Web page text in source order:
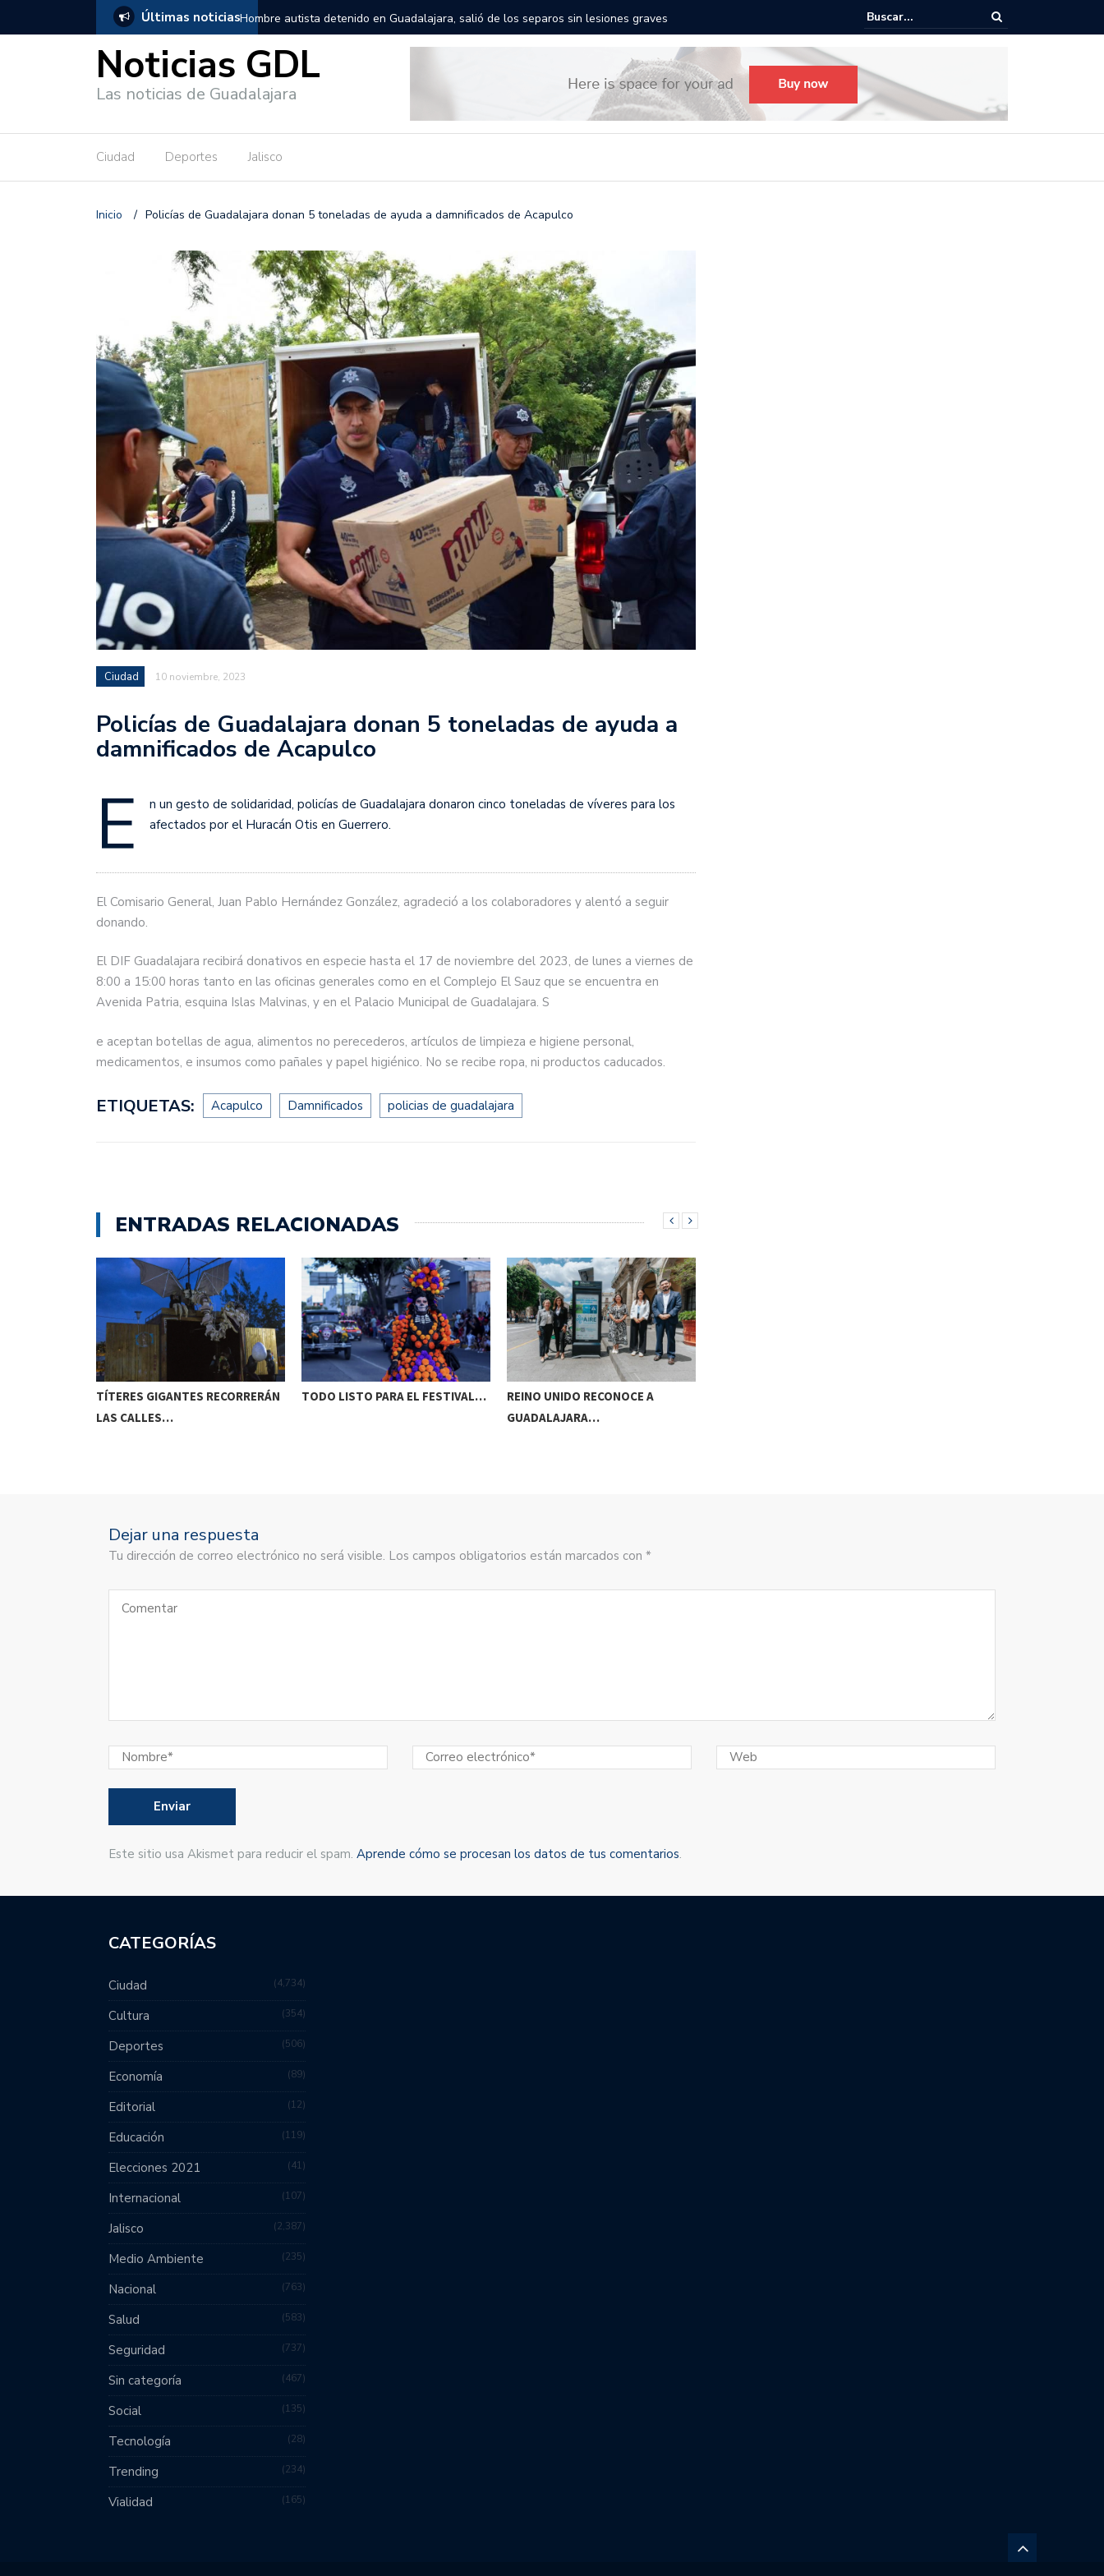
Últimas noticias
salió de los separos sin lesiones graves Títeres gigantes recorrerán las calles de Guadalajara: aparta la fecha Todo listo para el Festival Desfile Día de Muertos 2025 en Guadalajara
Noticias GDL
Las noticias de Guadalajara
Ciudad Deportes Jalisco
Inicio / Policías de Guadalajara donan 5 toneladas de ayuda a damnificados de Acapulco
Ciudad 10 noviembre, 2023
Policías de Guadalajara donan 5 toneladas de ayuda a
damnificados de Acapulco
E
n un gesto de solidaridad, policías de Guadalajara donaron cinco toneladas de víveres para los
afectados por el Huracán Otis en Guerrero.
El Comisario General, Juan Pablo Hernández González, agradeció a los colaboradores y alentó a seguir
donando.
El DIF Guadalajara recibirá donativos en especie hasta el 17 de noviembre del 2023, de lunes a viernes de
8:00 a 15:00 horas tanto en las oficinas generales como en el Complejo El Sauz que se encuentra en
Avenida Patria, esquina Islas Malvinas, y en el Palacio Municipal de Guadalajara. S
e aceptan botellas de agua, alimentos no perecederos, artículos de limpieza e higiene personal,
medicamentos, e insumos como pañales y papel higiénico. No se recibe ropa, ni productos caducados.
ETIQUETAS: Acapulco Damnificados policias de guadalajara
ENTRADAS RELACIONADAS
TÍTERES GIGANTES RECORRERÁN
LAS CALLES…
TODO LISTO PARA EL FESTIVAL…
REINO UNIDO RECONOCE A
GUADALAJARA…
Dejar una respuesta
Tu dirección de correo electrónico no será visible. Los campos obligatorios están marcados con *
Este sitio usa Akismet para reducir el spam. Aprende cómo se procesan los datos de tus comentarios.
CATEGORÍAS
Ciudad 4,734
Cultura 354
Deportes 506
Economía 89
Editorial 12
Educación 119
Elecciones 2021 41
Internacional 107
Jalisco 2,387
Medio Ambiente 235
Nacional 763
Salud 583
Seguridad 737
Sin categoría 467
Social 135
Tecnología 28
Trending 234
Vialidad 165